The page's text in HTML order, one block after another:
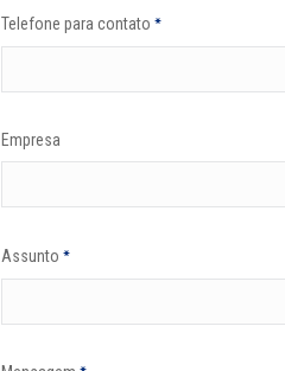
Telefone para contato *
Empresa
Assunto *